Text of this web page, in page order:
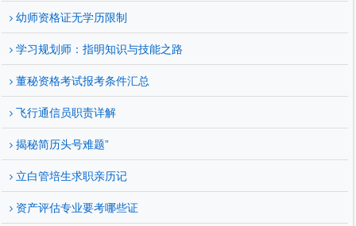
幼师资格证无学历限制
学习规划师：指明知识与技能之路
董秘资格考试报考条件汇总
飞行通信员职责详解
揭秘简历头号难题”
立白管培生求职亲历记
资产评估专业要考哪些证